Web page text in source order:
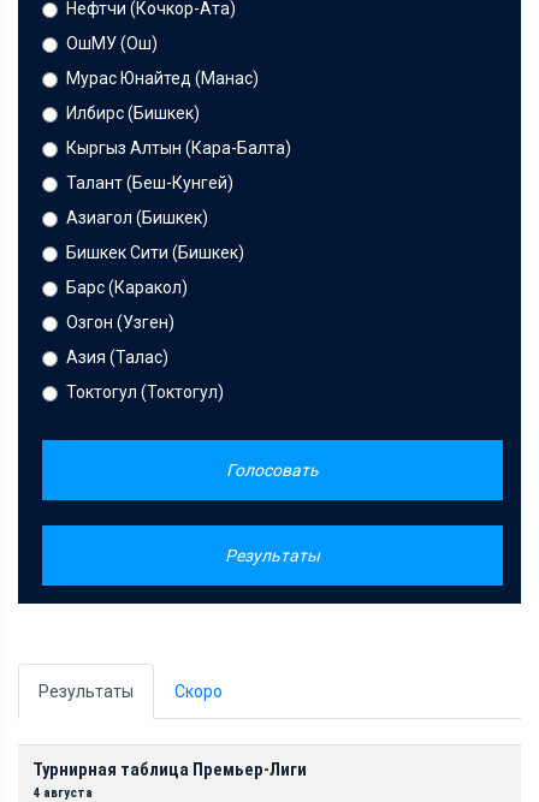
Нефтчи (Кочкор-Ата)
ОшМУ (Ош)
Мурас Юнайтед (Манас)
Илбирс (Бишкек)
Кыргыз Алтын (Кара-Балта)
Талант (Беш-Кунгей)
Азиагол (Бишкек)
Бишкек Сити (Бишкек)
Барс (Каракол)
Озгон (Узген)
Азия (Талас)
Токтогул (Токтогул)
Голосовать
Результаты
Результаты Скоро
Турнирная таблица Премьер-Лиги
4 августа